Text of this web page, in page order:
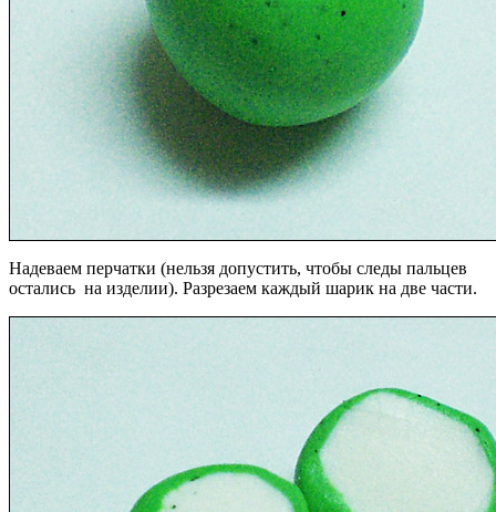
Надеваем перчатки (нельзя допустить, чтобы следы пальцев
остались на изделии). Разрезаем каждый шарик на две части.